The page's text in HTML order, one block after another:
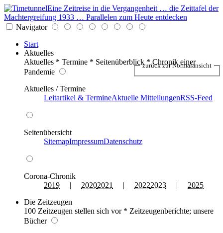
Eine Zeitreise in die Vergangenheit … die Zeittafel der
Machtergreifung 1933 … Parallelen zum Heute entdecken
Navigator
Start
Aktuelles
Aktuelles * Termine * Seitenüberblick * Chronik einer
Pandemie
Aktuelles / Termine
Leitartikel & TermineAktuelle MitteilungenRSS-Feed
Seitenübersicht
SitemapImpressumDatenschutz
Corona-Chronik
2019 | 20202021 | 20222023 | 2025
Die Zeitzeugen
100 Zeitzeugen stellen sich vor * Zeitzeugenberichte; unsere
Bücher
zurück zur Normalansicht